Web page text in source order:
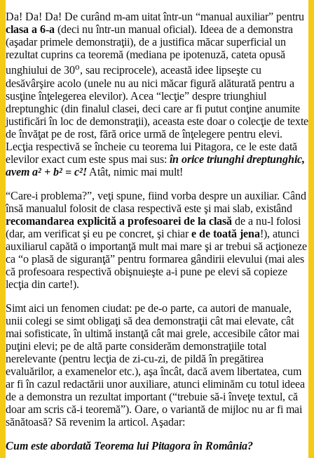
Da! Da! Da! De curând m-am uitat într-un “manual auxiliar” pentru
clasa a 6-a (deci nu într-un manual oficial). Ideea de a demonstra
(aşadar primele demonstraţii), de a justifica măcar superficial un
rezultat cuprins ca teoremă (mediana pe ipotenuză, cateta opusă
unghiului de 30o, sau reciprocele), această idee lipseşte cu
desăvârşire acolo (unele nu au nici măcar figură alăturată pentru a
susţine înţelegerea elevilor). Acea “lecţie” despre triunghiul
dreptunghic (din finalul clasei, deci care ar fi putut conţine anumite
justificări în loc de demonstraţii), aceasta este doar o colecţie de texte
de învăţat pe de rost, fără orice urmă de înţelegere pentru elevi.
Lecţia respectivă se încheie cu teorema lui Pitagora, ce le este dată
elevilor exact cum este spus mai sus: în orice triunghi dreptunghic,
avem a² + b² = c²! Atât, nimic mai mult!
“Care-i problema?”, veţi spune, fiind vorba despre un auxiliar. Când
însă manualul folosit de clasa respectivă este şi mai slab, existând
recomandarea explicită a profesoarei de la clasă de a nu-l folosi
(dar, am verificat şi eu pe concret, şi chiare de toată jena!), atunci
auxiliarul capătă o importanţă mult mai mare şi ar trebui să acţioneze
ca “o plasă de siguranţă” pentru formarea gândirii elevului (mai ales
că profesoara respectivă obişnuieşte a-i pune pe elevi să copieze
lecţia din carte!).
Simt aici un fenomen ciudat: pe de-o parte, ca autori de manuale,
unii colegi se simt obligaţi să dea demonstraţii cât mai elevate, cât
mai sofisticate, în ultimă instanţă cât mai grele, accesibile câtor mai
puţini elevi; pe de altă parte considerăm demonstraţiile total
nerelevante (pentru lecţia de zi-cu-zi, de pildă în pregătirea
evaluărilor, a examenelor etc.), aşa încât, dacă avem libertatea, cum
ar fi în cazul redactării unor auxiliare, atunci eliminăm cu totul ideea
de a demonstra un rezultat important (“trebuie să-i înveţe textul, că
doar am scris că-i teoremă”). Oare, o variantă de mijloc nu ar fi mai
sănătoasă? Să revenim la articol. Aşadar:
Cum este abordată Teorema lui Pitagora în România?